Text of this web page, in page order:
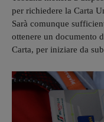
per richiedere la Carta
Sarà comunque
ottenere un documento
Carta, per iniziare da